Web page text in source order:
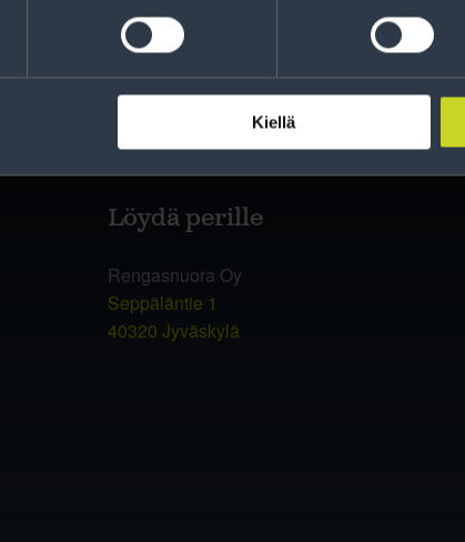
Kiellä
Löydä perille
Rengasnuora Oy
Seppäläntie 1
40320 Jyväskylä